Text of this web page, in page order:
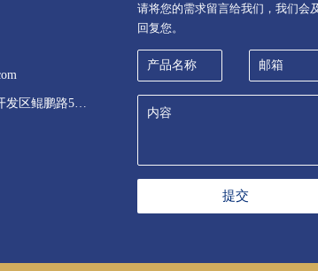
请将您的需求留言给我们，我们会
回复您。
提交